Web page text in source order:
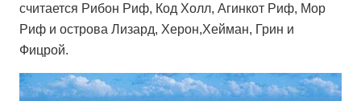
считается Рибон Риф, Код Холл, Агинкот Риф, Мор
Риф и острова Лизард, Херон,Хейман, Грин и
Фицрой.